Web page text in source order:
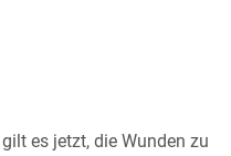
es jetzt, die Wunden zu